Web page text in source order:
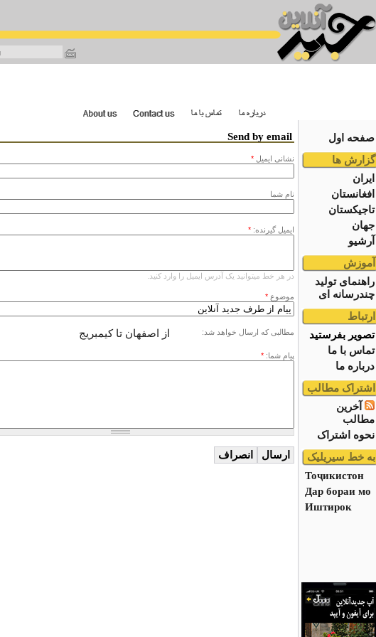
صفحه اول
گزارش ها
ایران
افغانستان
تاجیکستان
جهان
آرشیو
آموزش
راهنمای تولید
چندرسانه ای
ارتباط
تصویر بفرستید
تماس با ما
درباره ما
اشتراک مطالب
آخرین
مطالب
نحوه اشتراک
به خط سیریلیک
Тоҷикистон
Дар бораи мо
Иштирок
Send by email
نشانى ايميل *
نام شما
ایمیل گیرنده: *
در هر خط میتوانید یک آدرس ایمیل را وارد کنید.
موضوع *
مطالبی که ارسال خواهد شد: از اصفهان تا کیمبریج
پیام شما: *